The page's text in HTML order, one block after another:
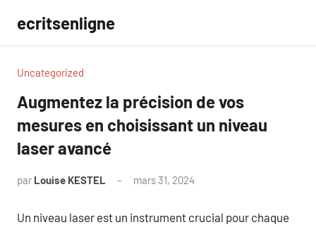
contenu
ecritsenligne
Uncategorized
Augmentez la précision de vos
mesures en choisissant un niveau
laser avancé
par Louise KESTEL mars 31, 2024
Un niveau laser est un instrument crucial pour chaque